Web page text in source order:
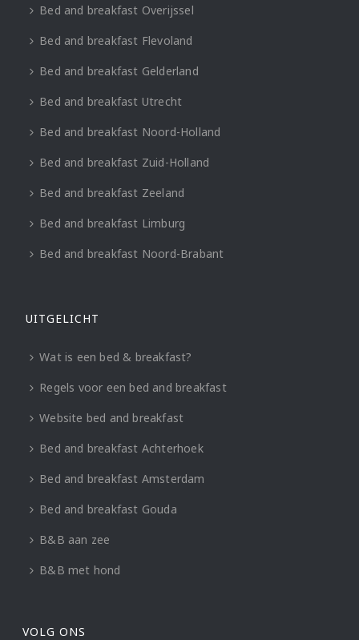
Bed and breakfast Overijssel
Bed and breakfast Flevoland
Bed and breakfast Gelderland
Bed and breakfast Utrecht
Bed and breakfast Noord-Holland
Bed and breakfast Zuid-Holland
Bed and breakfast Zeeland
Bed and breakfast Limburg
Bed and breakfast Noord-Brabant
UITGELICHT
Wat is een bed & breakfast?
Regels voor een bed and breakfast
Website bed and breakfast
Bed and breakfast Achterhoek
Bed and breakfast Amsterdam
Bed and breakfast Gouda
B&B aan zee
B&B met hond
VOLG ONS